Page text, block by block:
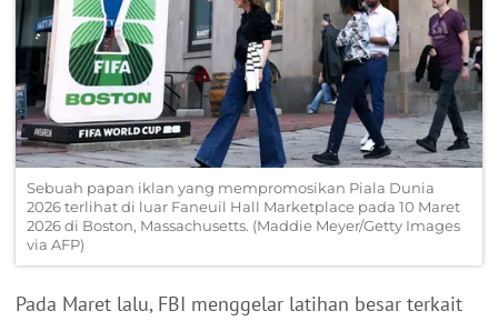
Sebuah papan iklan yang mempromosikan Piala Dunia
2026 terlihat di luar Faneuil Hall Marketplace pada 10 Maret
2026 di Boston, Massachusetts. (Maddie Meyer/Getty Images
via AFP)
Pada Maret lalu, FBI menggelar latihan besar terkait